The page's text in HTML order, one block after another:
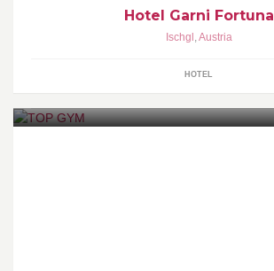
Hotel Garni Fortuna
Ischgl ,Austria
HOTEL